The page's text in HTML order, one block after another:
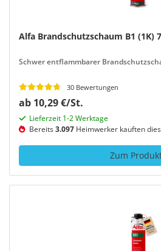
Alfa Brandschutzschaum B1 (1K)
Schwer entflammbarer
30 Bewertungen
ab 10,29 €/St.
Lieferzeit 1-2 Werktage
Bereits3.097 Heimwerker kauften
Zum